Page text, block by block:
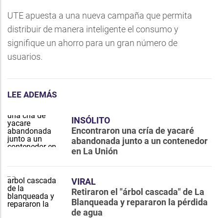
UTE apuesta a una nueva campaña que permita
distribuir de manera inteligente el consumo y
signifique un ahorro para un gran número de
usuarios.
LEE ADEMÁS
INSÓLITO
Encontraron una cría de yacaré
abandonada junto a un contenedor
en La Unión
VIRAL
Retiraron el "árbol cascada" de La
Blanqueada y repararon la pérdida
de agua